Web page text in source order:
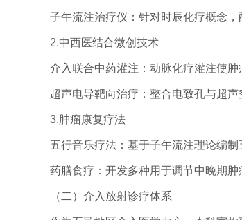
子午流注治疗仪：针对时辰化疗概念
2.中西医结合微创技术
介入联合中药灌注：动脉化疗灌注使
超声电导靶向治疗：整合电致孔与超
3.肿瘤康复疗法
五行音乐疗法：基于子午流注理论编
药膳食疗：开发多种用于调节中晚期
（二）介入放射诊疗体系